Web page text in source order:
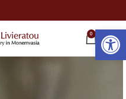
0
0.00